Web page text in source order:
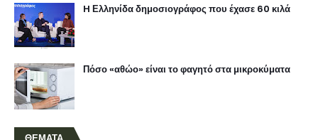
H Ελληνίδα δημοσιογράφος που έχασε 60 κιλά
Πόσο «αθώο» είναι το φαγητό στα μικροκύματα